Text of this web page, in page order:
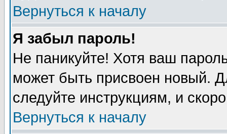
Вернуться к началу
Я забыл пароль!
Не паникуйте! Хотя ваш
может быть присвоен новый.
следуйте инструкциям, и
Вернуться к началу